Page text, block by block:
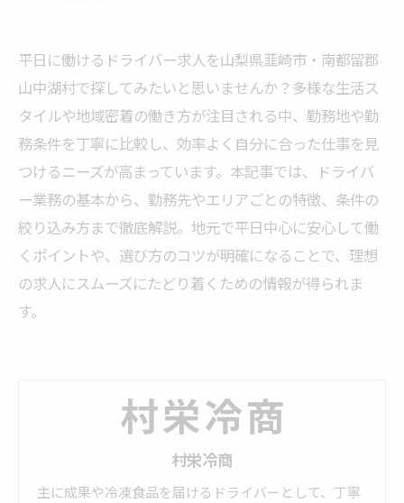
平日に働けるドライバー求人を山梨県韮崎市・南都留郡
山中湖村で探してみたいと思いませんか？多様な生活ス
タイルや地域密着の働き方が注目される中、勤務地や勤
務条件を丁寧に比較し、効率よく自分に合った仕事を見
つけるニーズが高まっています。本記事では、ドライバ
ー業務の基本から、勤務先やエリアごとの特徴、条件の
絞り込み方まで徹底解説。地元で平日中心に安心して働
くポイントや、選び方のコツが明確になることで、理想
の求人にスムーズにたどり着くための情報が得られま
す。
村栄冷商
主に成果や冷凍食品を届けるドライバーとして、丁寧